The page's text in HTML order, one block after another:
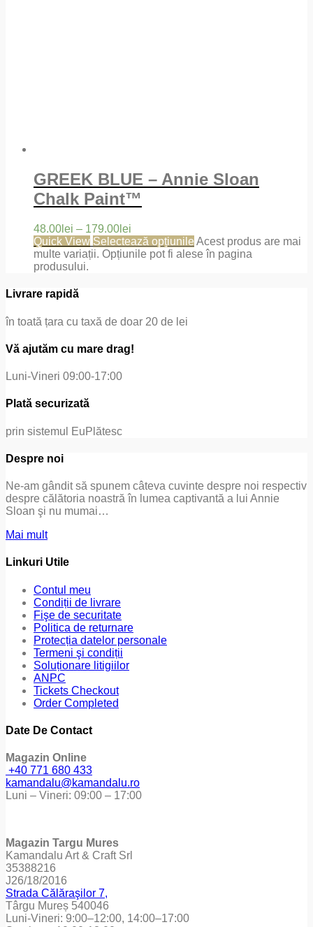
GREEK BLUE – Annie Sloan
Chalk Paint™
48.00 lei – 179.00 lei
Quick View Selectează opțiunile Acest produs are mai
multe variații. Opțiunile pot fi alese în pagina
produsului.
Livrare rapidă
în toată țara cu taxă de doar 20 de lei
Vă ajutăm cu mare drag!
Luni-Vineri 09:00-17:00
Plată securizată
prin sistemul EuPlătesc
Despre noi
Ne-am gândit să spunem câteva cuvinte despre noi respectiv
despre călătoria noastră în lumea captivantă a lui Annie
Sloan şi nu mumai…
Mai mult
Linkuri Utile
Contul meu
Condiții de livrare
Fişe de securitate
Politica de returnare
Protecția datelor personale
Termeni şi condiții
Soluționare litigiilor
ANPC
Tickets Checkout
Order Completed
Date De Contact
Magazin Online
+40 771 680 433
kamandalu@kamandalu.ro
Luni – Vineri: 09:00 – 17:00
Magazin Targu Mures
Kamandalu Art & Craft Srl
35388216
J26/18/2016
Strada Călăraşilor 7,
Târgu Mureș 540046
Luni-Vineri: 9:00–12:00, 14:00–17:00